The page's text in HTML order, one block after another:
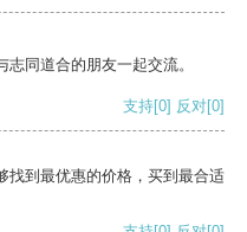
同道合的朋友一起交流。
支持[0] 反对[0]
找到最优惠的价格，买到最合适